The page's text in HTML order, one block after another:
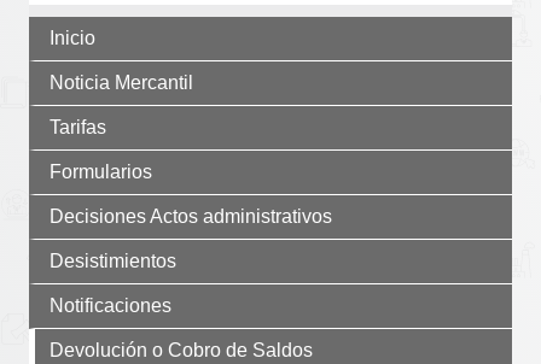
Inicio
Noticia Mercantil
Tarifas
Formularios
Decisiones Actos administrativos
Desistimientos
Notificaciones
Devolución o Cobro de Saldos